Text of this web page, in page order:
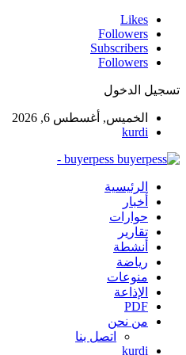
Likes
Followers
Subscribers
Followers
تسجيل الدخول
الخميس, أغسطس 6, 2026
kurdi
buyerpess -
الرئيسية
أخبار
حوارات
تقارير
أنشطة
رياضة
منوعات
الإذاعة
PDF
من نحن
اتصل بنا
kurdi